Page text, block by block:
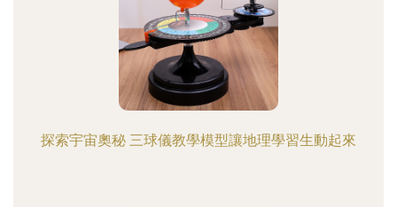
探索宇宙奧秘 三球儀教學模型讓地理學習生動起來